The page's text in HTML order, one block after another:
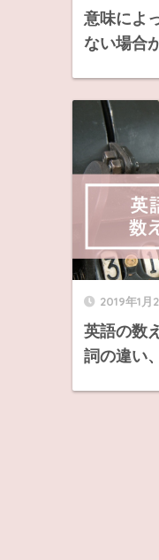
意味によ
ない場合
2019年1月
英語の数
詞の違い